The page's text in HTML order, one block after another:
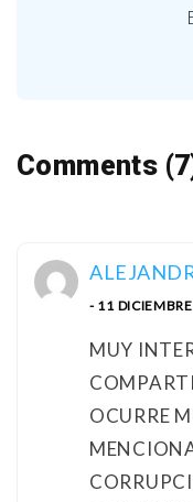
Comments
- 11
MUY
OCURRE